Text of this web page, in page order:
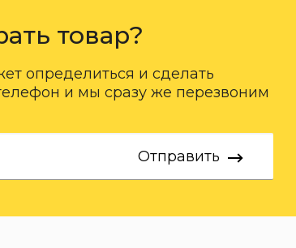
товар?
определиться и сделать
и мы сразу же перезвоним
Отправить